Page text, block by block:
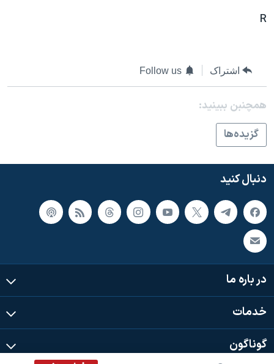
اعتراضات مردمی آبان ۹۸
نرگس محمدی برنده جایزه نوبل صلح
همایش محافظه‌کاران آمریکا «سی‌پک»
سفر پرزیدنت ترامپ به چین
R
اشتراک Follow us
همچنبن ببینید:
گزيده‌ها
دنبال کنید
در باره ما
خدمات
گوناگون